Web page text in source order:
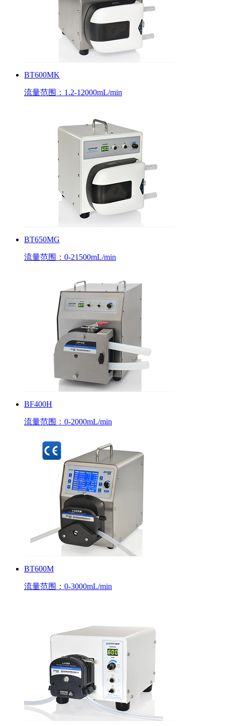
BT600MK
流量范围：1.2-12000mL/min
BT650MG
流量范围：0-21500mL/min
BF400H
流量范围：0-2000mL/min
BT600M
流量范围：0-3000mL/min